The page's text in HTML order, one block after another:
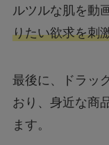
ルツルな肌を動
りたい欲求を刺
最後に、ドラッ
おり、身近な商
ます。